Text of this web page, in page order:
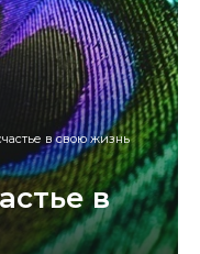
в свою жизнь
в